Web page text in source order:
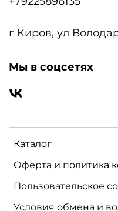
Каталог
Оферта и политика
Пользовательское
Условия обмена и
г Киров, ул
Мы в соцсетях